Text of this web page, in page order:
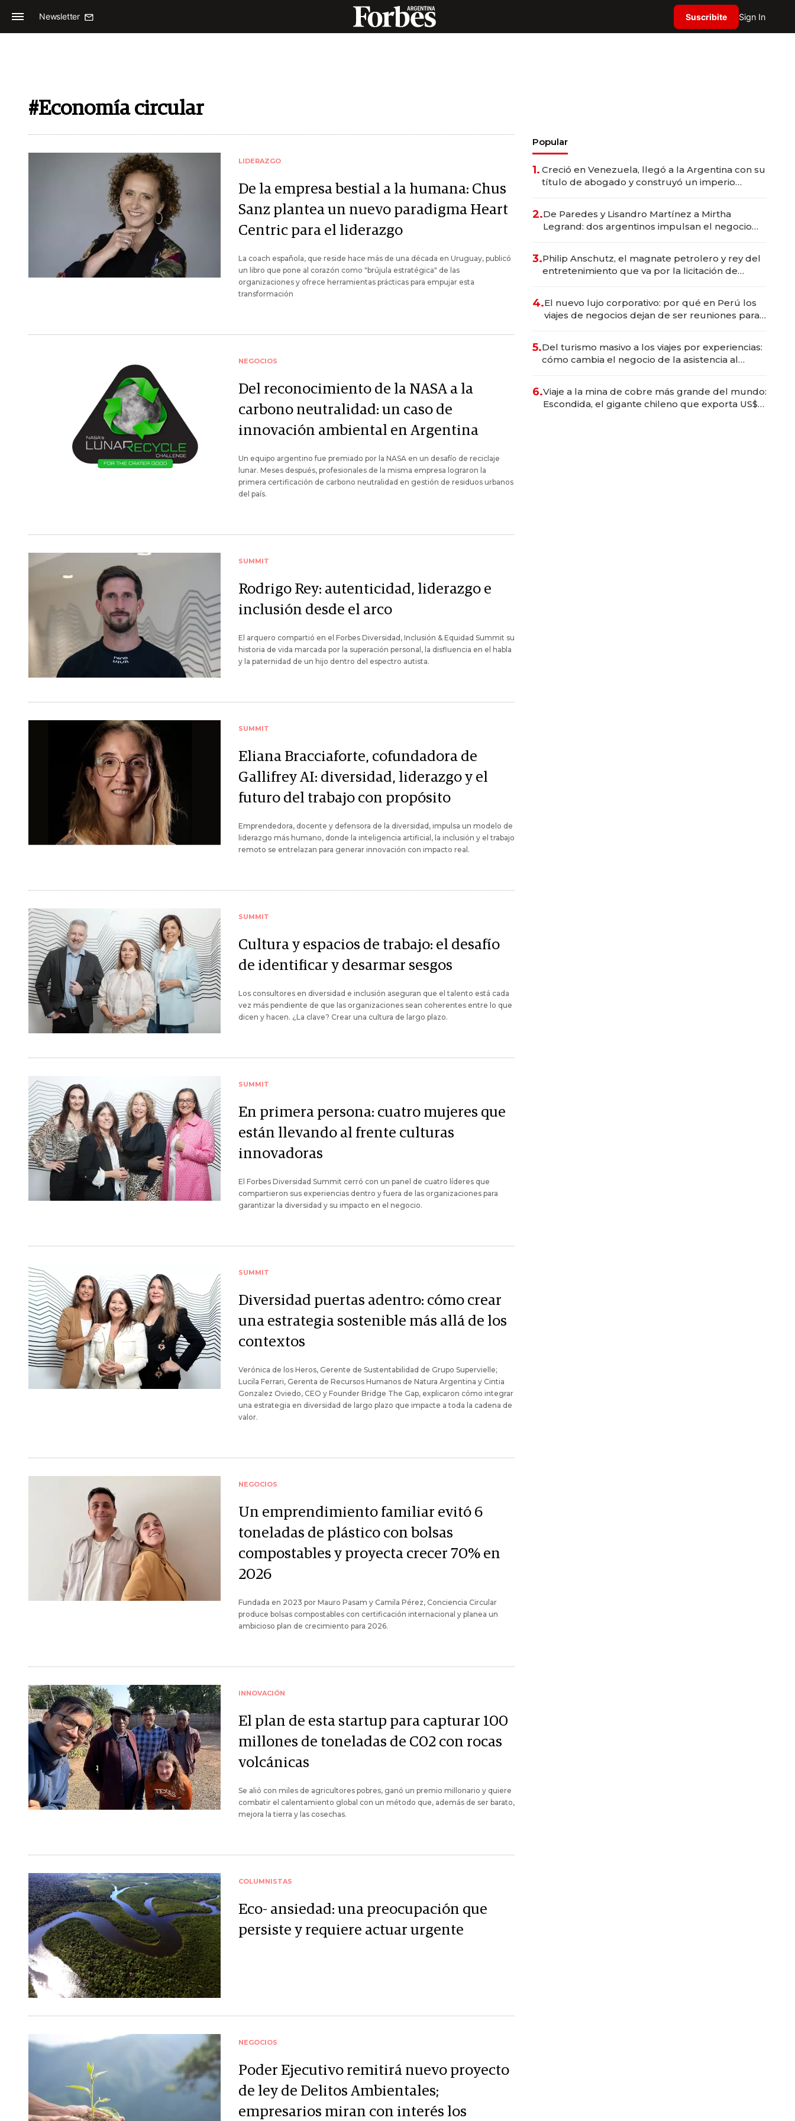
Newsletter Suscribite Sign In
#Economía circular
LIDERAZGO
De la empresa bestial a la humana: Chus
Sanz plantea un nuevo paradigma Heart
Centric para el liderazgo
La coach española, que reside hace más de una década en Uruguay, publicó
un libro que pone al corazón como "brújula estratégica" de las
organizaciones y ofrece herramientas prácticas para empujar esta
transformación
NEGOCIOS
Del reconocimiento de la NASA a la
carbono neutralidad: un caso de
innovación ambiental en Argentina
Un equipo argentino fue premiado por la NASA en un desafío de reciclaje
lunar. Meses después, profesionales de la misma empresa lograron la
primera certificación de carbono neutralidad en gestión de residuos urbanos
del país.
SUMMIT
Rodrigo Rey: autenticidad, liderazgo e
inclusión desde el arco
El arquero compartió en el Forbes Diversidad, Inclusión & Equidad Summit su
historia de vida marcada por la superación personal, la disfluencia en el habla
y la paternidad de un hijo dentro del espectro autista.
SUMMIT
Eliana Bracciaforte, cofundadora de
Gallifrey AI: diversidad, liderazgo y el
futuro del trabajo con propósito
Emprendedora, docente y defensora de la diversidad, impulsa un modelo de
liderazgo más humano, donde la inteligencia artificial, la inclusión y el trabajo
remoto se entrelazan para generar innovación con impacto real.
SUMMIT
Cultura y espacios de trabajo: el desafío
de identificar y desarmar sesgos
Los consultores en diversidad e inclusión aseguran que el talento está cada
vez más pendiente de que las organizaciones sean coherentes entre lo que
dicen y hacen. ¿La clave? Crear una cultura de largo plazo.
SUMMIT
En primera persona: cuatro mujeres que
están llevando al frente culturas
innovadoras
El Forbes Diversidad Summit cerró con un panel de cuatro líderes que
compartieron sus experiencias dentro y fuera de las organizaciones para
garantizar la diversidad y su impacto en el negocio.
SUMMIT
Diversidad puertas adentro: cómo crear
una estrategia sostenible más allá de los
contextos
Verónica de los Heros, Gerente de Sustentabilidad de Grupo Supervielle;
Lucila Ferrari, Gerenta de Recursos Humanos de Natura Argentina y Cintia
Gonzalez Oviedo, CEO y Founder Bridge The Gap, explicaron cómo integrar
una estrategia en diversidad de largo plazo que impacte a toda la cadena de
valor.
NEGOCIOS
Un emprendimiento familiar evitó 6
toneladas de plástico con bolsas
compostables y proyecta crecer 70% en
2026
Fundada en 2023 por Mauro Pasam y Camila Pérez, Conciencia Circular
produce bolsas compostables con certificación internacional y planea un
ambicioso plan de crecimiento para 2026.
INNOVACIÓN
El plan de esta startup para capturar 100
millones de toneladas de C02 con rocas
volcánicas
Se alió con miles de agricultores pobres, ganó un premio millonario y quiere
combatir el calentamiento global con un método que, además de ser barato,
mejora la tierra y las cosechas.
COLUMNISTAS
Eco- ansiedad: una preocupación que
persiste y requiere actuar urgente
NEGOCIOS
Poder Ejecutivo remitirá nuevo proyecto
de ley de Delitos Ambientales;
empresarios miran con interés los
Popular
1. Creció en Venezuela, llegó a la Argentina con su
título de abogado y construyó un imperio
2.De Paredes y Lisandro Martínez a Mirtha
Legrand: dos argentinos impulsan el negocio
3.Philip Anschutz, el magnate petrolero y rey del
entretenimiento que va por la licitación de
4.El nuevo lujo corporativo: por qué en Perú los
viajes de negocios dejan de ser reuniones para
5.Del turismo masivo a los viajes por experiencias:
cómo cambia el negocio de la asistencia al
6.Viaje a la mina de cobre más grande del mundo:
Escondida, el gigante chileno que exporta US$